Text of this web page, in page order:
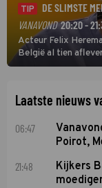
TIP
DE SLIMSTE
VANAVOND 20:20 -
Acteur Felix
België al tien
deze
Laatste nieuws
06:47
Poirot,
21:48
Kijkers